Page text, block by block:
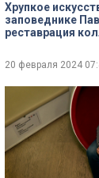
Хрупкое
заповеднике
реставрация
20 февраля 2024